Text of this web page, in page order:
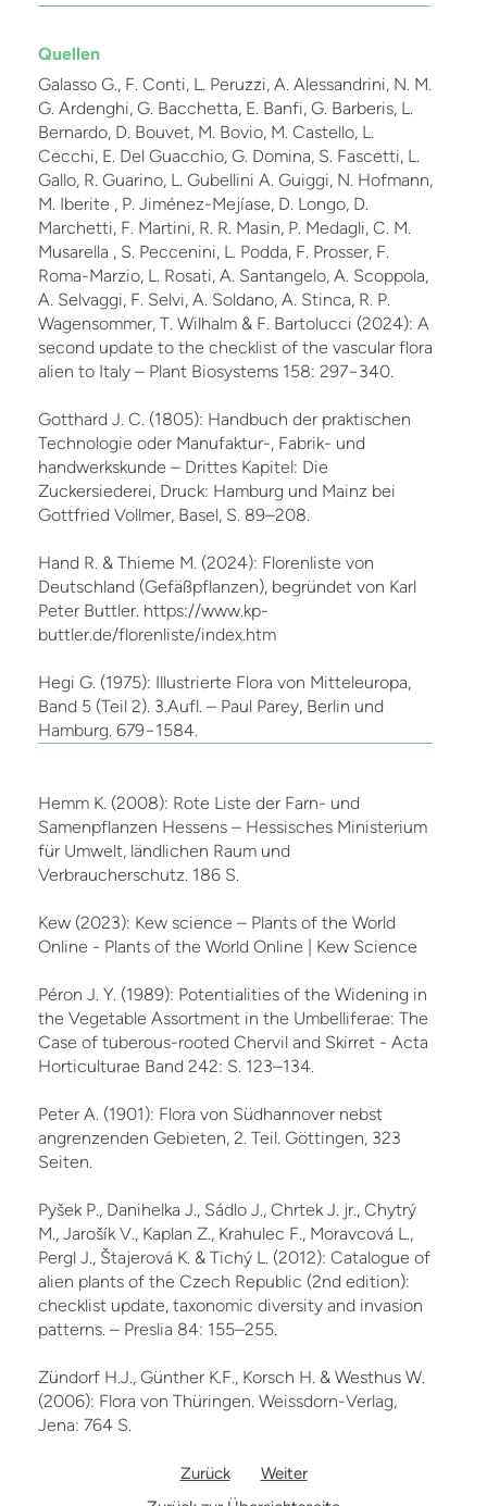
Quellen
Galasso G., F. Conti, L. Peruzzi, A. Alessandrini, N. M.
G. Ardenghi, G. Bacchetta, E. Banfi, G. Barberis, L.
Bernardo, D. Bouvet, M. Bovio, M. Castello, L.
Cecchi, E. Del Guacchio, G. Domina, S. Fascetti, L.
Gallo, R. Guarino, L. Gubellini A. Guiggi, N. Hofmann,
M. Iberite , P. Jiménez-Mejíase, D. Longo, D.
Marchetti, F. Martini, R. R. Masin, P. Medagli, C. M.
Musarella , S. Peccenini, L. Podda, F. Prosser, F.
Roma-Marzio, L. Rosati, A. Santangelo, A. Scoppola,
A. Selvaggi, F. Selvi, A. Soldano, A. Stinca, R. P.
Wagensommer, T. Wilhalm & F. Bartolucci (2024): A
second update to the checklist of the vascular flora
alien to Italy – Plant Biosystems 158: 297−340.
Gotthard J. C. (1805): Handbuch der praktischen
Technologie oder Manufaktur-, Fabrik- und
handwerkskunde – Drittes Kapitel: Die
Zuckersiederei, Druck: Hamburg und Mainz bei
Gottfried Vollmer, Basel, S. 89–208.
Hand R. & Thieme M. (2024): Florenliste von
Deutschland (Gefäßpflanzen), begründet von Karl
Peter Buttler. https://www.kp-
buttler.de/florenliste/index.htm
Hegi G. (1975): Illustrierte Flora von Mitteleuropa,
Band 5 (Teil 2). 3.Aufl. – Paul Parey, Berlin und
Hamburg. 679−1584.
Hemm K. (2008): Rote Liste der Farn- und
Samenpflanzen Hessens – Hessisches Ministerium
für Umwelt, ländlichen Raum und
Verbraucherschutz. 186 S.
Kew (2023): Kew science – Plants of the World
Online - Plants of the World Online | Kew Science
Péron J. Y. (1989): Potentialities of the Widening in
the Vegetable Assortment in the Umbelliferae: The
Case of tuberous-rooted Chervil and Skirret - Acta
Horticulturae Band 242: S. 123–134.
Peter A. (1901): Flora von Südhannover nebst
angrenzenden Gebieten, 2. Teil. Göttingen, 323
Seiten.
Pyšek P., Danihelka J., Sádlo J., Chrtek J. jr., Chytrý
M., Jarošík V., Kaplan Z., Krahulec F., Moravcová L.,
Pergl J., Štajerová K. & Tichý L. (2012): Catalogue of
alien plants of the Czech Re­public (2nd edition):
checklist update, taxonomic diversity and invasion
patterns. – Preslia 84: 155–255.
Zündorf H.J., Günther K.F., Korsch H. & Westhus W.
(2006): Flora von Thüringen. Weissdorn-Verlag,
Jena: 764 S.
Zurück
Weiter